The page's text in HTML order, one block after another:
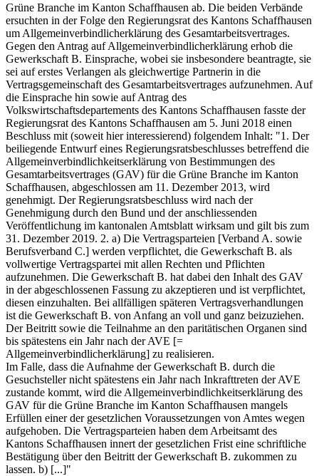
Grüne Branche im Kanton Schaffhausen ab. Die beiden Verbände
ersuchten in der Folge den Regierungsrat des Kantons Schaffhausen
um Allgemeinverbindlicherklärung des Gesamtarbeitsvertrages.
Gegen den Antrag auf Allgemeinverbindlicherklärung erhob die
Gewerkschaft B. Einsprache, wobei sie insbesondere beantragte, sie
sei auf erstes Verlangen als gleichwertige Partnerin in die
Vertragsgemeinschaft des Gesamtarbeitsvertrages aufzunehmen. Auf
die Einsprache hin sowie auf Antrag des
Volkswirtschaftsdepartements des Kantons Schaffhausen fasste der
Regierungsrat des Kantons Schaffhausen am 5. Juni 2018 einen
Beschluss mit (soweit hier interessierend) folgendem Inhalt: "1. Der
beiliegende Entwurf eines Regierungsratsbeschlusses betreffend die
Allgemeinverbindlichkeitserklärung von Bestimmungen des
Gesamtarbeitsvertrages (GAV) für die Grüne Branche im Kanton
Schaffhausen, abgeschlossen am 11. Dezember 2013, wird
genehmigt. Der Regierungsratsbeschluss wird nach der
Genehmigung durch den Bund und der anschliessenden
Veröffentlichung im kantonalen Amtsblatt wirksam und gilt bis zum
31. Dezember 2019. 2. a) Die Vertragsparteien [Verband A. sowie
Berufsverband C.] werden verpflichtet, die Gewerkschaft B. als
vollwertige Vertragspartei mit allen Rechten und Pflichten
aufzunehmen. Die Gewerkschaft B. hat dabei den Inhalt des GAV
in der abgeschlossenen Fassung zu akzeptieren und ist verpflichtet,
diesen einzuhalten. Bei allfälligen späteren Vertragsverhandlungen
ist die Gewerkschaft B. von Anfang an voll und ganz beizuziehen.
Der Beitritt sowie die Teilnahme an den paritätischen Organen sind
bis spätestens ein Jahr nach der AVE [=
Allgemeinverbindlicherklärung] zu realisieren.
Im Falle, dass die Aufnahme der Gewerkschaft B. durch die
Gesuchsteller nicht spätestens ein Jahr nach Inkrafttreten der AVE
zustande kommt, wird die Allgemeinverbindlichkeitserklärung des
GAV für die Grüne Branche im Kanton Schaffhausen mangels
Erfüllen einer der gesetzlichen Voraussetzungen von Amtes wegen
aufgehoben. Die Vertragsparteien haben dem Arbeitsamt des
Kantons Schaffhausen innert der gesetzlichen Frist eine schriftliche
Bestätigung über den Beitritt der Gewerkschaft B. zukommen zu
lassen. b) [...]"